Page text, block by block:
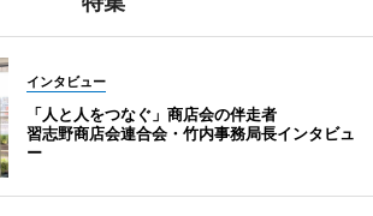
インタビュー
「人と人をつなぐ」商店会の伴走者
習志野商店会連合会・竹内事務局長インタビュ
ー